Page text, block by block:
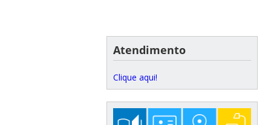
Atendimento
Clique aqui!